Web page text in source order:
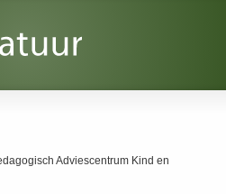
Adviescentrum Kind en